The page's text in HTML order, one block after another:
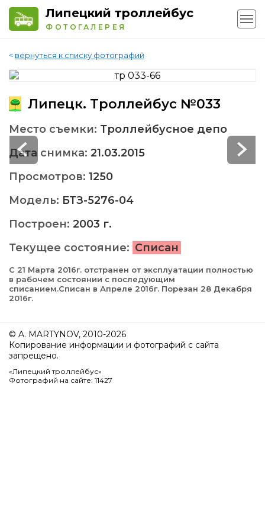
Липецкий троллейбус
ФОТОГАЛЕРЕЯ
< вернуться к списку фотографий
Липецк. Троллейбус №033
Место съемки: Троллейбусное депо
Дата снимка: 21.03.2015
Просмотров: 1250
Модель: БТЗ-5276-04
Построен: 2003 г.
Текущее состояние: Списан
С 21 Марта 2016г. отстранен от эксплуатации полностью
в рабочем состоянии с последующим
списанием.Списан в Апреле 2016г. Порезан 28 Декабря
2016г.
© A. MARTYNOV, 2010-2026
Копирование информации и фотографий с сайта
запрещено.
«Липецкий троллейбус»
Фотографий на сайте: 11427